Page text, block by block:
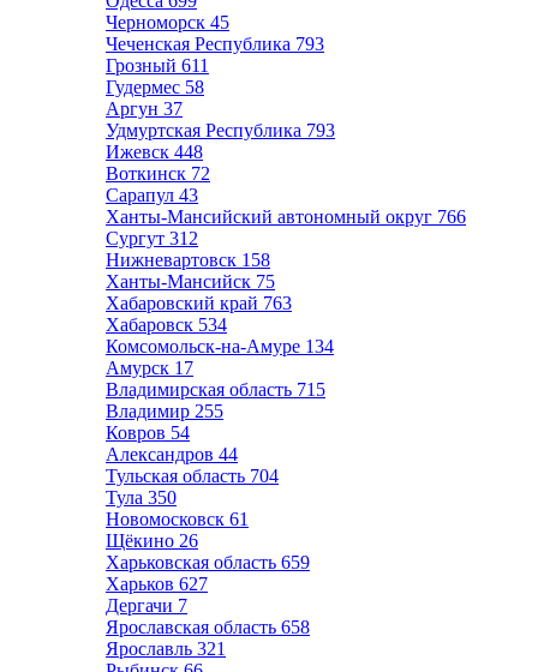
Черноморск 45
Чеченская Республика 793
Грозный 611
Гудермес 58
Аргун 37
Удмуртская Республика 793
Ижевск 448
Воткинск 72
Сарапул 43
Ханты-Мансийский автономный округ 766
Сургут 312
Нижневартовск 158
Ханты-Мансийск 75
Хабаровский край 763
Хабаровск 534
Комсомольск-на-Амуре 134
Амурск 17
Владимирская область 715
Владимир 255
Ковров 54
Александров 44
Тульская область 704
Тула 350
Новомосковск 61
Щёкино 26
Харьковская область 659
Харьков 627
Дергачи 7
Ярославская область 658
Ярославль 321